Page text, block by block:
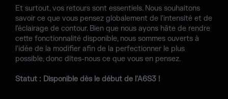
Et surtout, vos retours sont essentiels. Nous souhaitons
savoir ce que vous pensez globalement de l'intensité et de
l'éclairage de contour. Bien que nous ayons hâte de rendre
cette fonctionnalité disponible, nous sommes ouverts à
l'idée de la modifier afin de la perfectionner le plus
possible, donc dites-nous ce que vous en pensez.
Statut : Disponible dès le début de l'A6S3 !